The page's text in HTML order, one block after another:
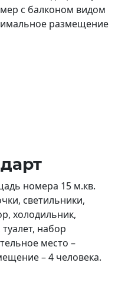
с балконом видом
размещение
номера 15 м.кв.
светильники,
холодильник,
набор
место –
– 4 человека.